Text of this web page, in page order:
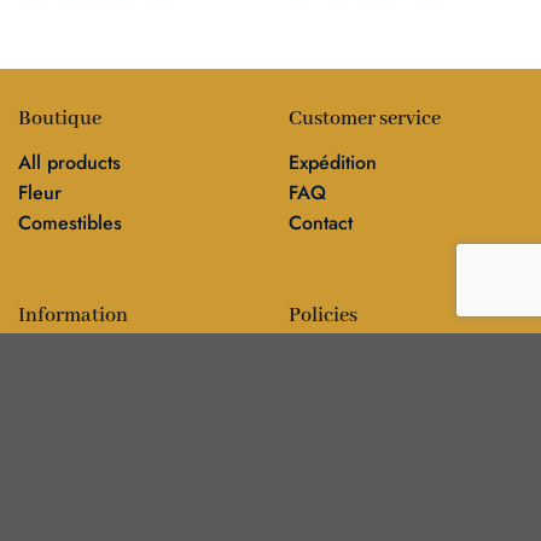
Boutique
All products
Fleur
Comestibles
Customer service
Expédition
FAQ
Contact
Information Policies